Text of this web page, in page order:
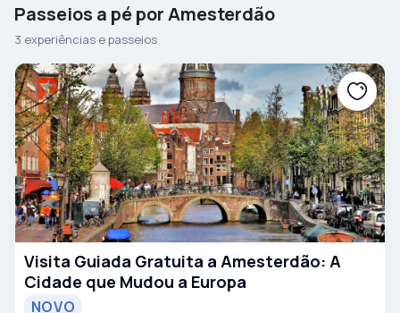
Passeios a pé por Amesterdão
3 experiências e passeios
Visita Guiada Gratuita a Amesterdão: A
Cidade que Mudou a Europa
NOVO